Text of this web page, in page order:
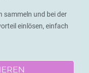
sammeln und bei der
einlösen, einfach